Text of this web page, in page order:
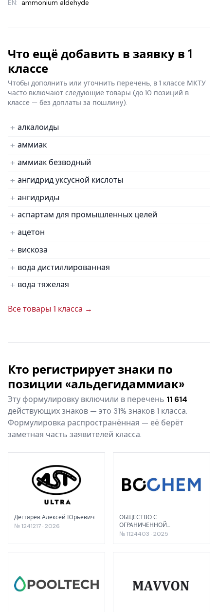
EN: ammonium aldehyde
Что ещё добавить в заявку в 1
классе
Чтобы дополнить или уточнить перечень, в 1 классе МКТУ
часто включают следующие товары (до 10 позиций в
классе — без доплаты за пошлину).
алкалоиды
аммиак
аммиак безводный
ангидрид уксусной кислоты
ангидриды
аспартам для промышленных целей
ацетон
вискоза
вода дистиллированная
вода тяжелая
Все товары 1 класса →
Кто регистрирует знаки по
позиции «альдегидаммиак»
Эту формулировку включили в перечень 11 614
действующих знаков — это 31% знаков 1 класса.
Формулировка распространённая — её берёт
заметная часть заявителей класса.
Дегтярёв Алексей Юрьевич
№ 1241217 · 2026
ОБЩЕСТВО С
ОГРАНИЧЕННОЙ
ОТВЕТСТВЕННОСТЬЮ "ДЬЮ
№ 1124403 · 2025